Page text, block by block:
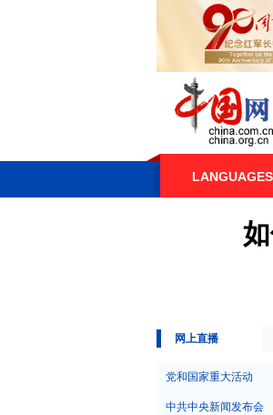
LANGUAGES
网上直播
29日10:00 国务院台湾事务办公室7月29日举行新闻
党和国家重大活动
中共中央新闻发布会